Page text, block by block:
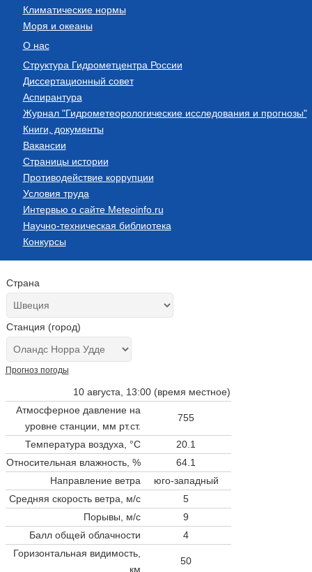
Климатические нормы
Моря и океаны
О нас
Структура Гидрометцентра России
Диссертационный совет
Аспирантура
Журнал "Гидрометеорологические исследования и прогнозы"
Книги, документы
Вакансии
Страницы истории
Противодействие коррупции
Условия труда
Интервью о сайте Meteoinfo.ru
Научно-техническая библиотека
Конкурсы
Страна
Станция (город)
Прогноз погоды
10 августа, 13:00 (время местное)
Атмосферное давление на
уровне станции, мм рт.ст.
755
Температура воздуха, °C
20.1
Относительная влажность, %
64.1
Направление ветра
юго-западный
Средняя скорость ветра, м/с
5
Порывы, м/с
9
Балл общей облачности
4
Горизонтальная видимость,
км
50